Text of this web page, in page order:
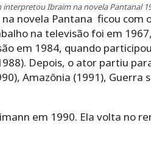
interpretou Ibraim na novela Pantanal
novela Pantana ficou com
na televisão foi em
em 1984, quando
Depois, o ator partiu
Amazônia (1991),
em 1990. Ela volta no